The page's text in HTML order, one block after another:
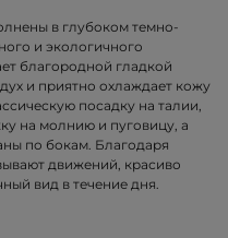
в глубоком темно-
и экологичного
благородной гладкой
и приятно охлаждает кожу
посадку на талии,
на молнию и пуговицу, а
по бокам. Благодаря
движений, красиво
вид в течение дня.